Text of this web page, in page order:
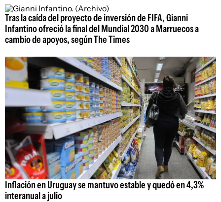
Tras la caída del proyecto de inversión de FIFA, Gianni
Infantino ofreció la final del Mundial 2030 a Marruecos a
cambio de apoyos, según The Times
Inflación en Uruguay se mantuvo estable y quedó en 4,3%
interanual a julio